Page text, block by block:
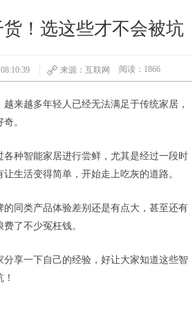
！选这些才不会被坑
来源：互联网 阅读：1866
来越多年轻人已经无法满足于传统家居，
。
各种智能家居进行尝鲜，尤其是经过一段时
生活变得简单，开始走上吃灰的道路。
的同类产品体验差别还是有点大，甚至还有
了不少冤枉钱。
分享一下自己的经验，好让大家知道这些智